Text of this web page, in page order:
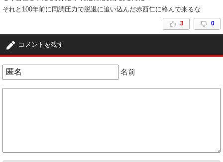
それと100年前に同調圧力で脱退に追い込んだ赤西仁に絡んで来るな
3 0
コメントを残す
名前